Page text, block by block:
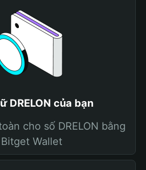
DRELON của bạn
cho số DRELON bằng
Bitget Wallet